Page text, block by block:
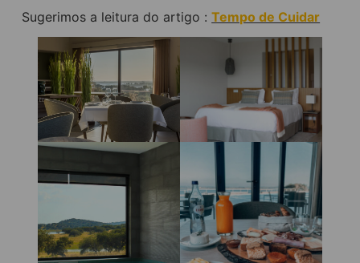
Sugerimos a leitura do artigo :Tempo de Cuidar